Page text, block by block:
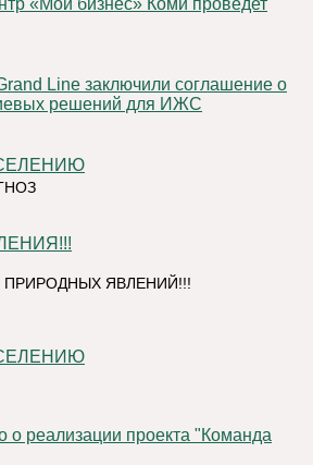
решений для ИЖС
ЯВЛЕНИЙ!!!